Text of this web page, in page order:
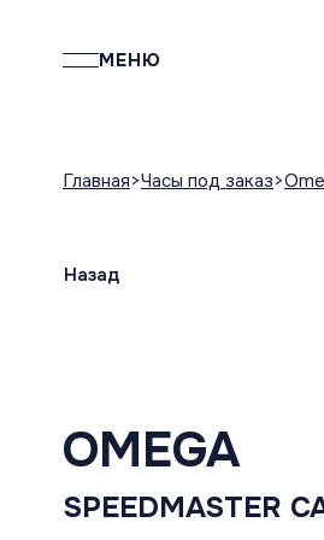
МЕНЮ
Главная Часы под заказ
Назад
OMEGA
SPEEDMASTER